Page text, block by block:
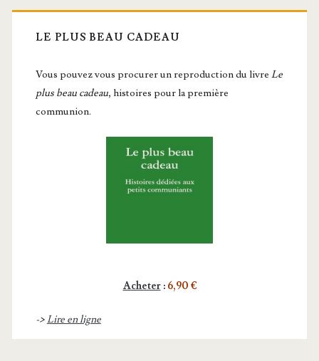
LE PLUS BEAU CADEAU
Vous pou­vez vous pro­cu­rer un repro­duc­tion du livre Le
plus beau cadeau, histoires pour la première
communion.
Acheter: 6,90 €
->Lire en ligne